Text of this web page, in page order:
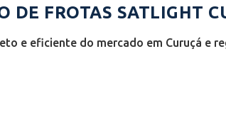
DE FROTAS SATLIGHT
e eficiente do mercado em Curuçá e